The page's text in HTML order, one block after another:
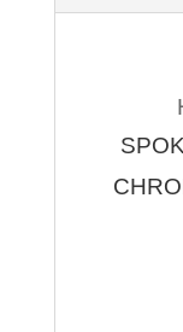
#101156